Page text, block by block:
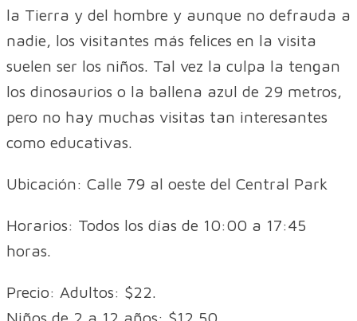
la Tierra y del hombre y aunque no defrauda a
nadie, los visitantes más felices en la visita
suelen ser los niños. Tal vez la culpa la tengan
los dinosaurios o la ballena azul de 29 metros,
pero no hay muchas visitas tan interesantes
como educativas.
Ubicación: Calle 79 al oeste del Central Park
Horarios: Todos los días de 10:00 a 17:45
horas.
Precio: Adultos: $22.